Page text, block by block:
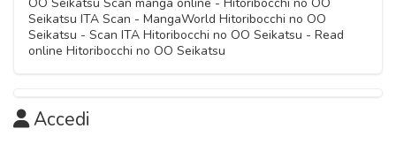
Capitolo 64
10 Novembre 2020
10 Novembre 2020
Capitolo 30
Capitolo 19
10 Novembre 2020
10 Novembre 2020
Capitolo 04
Seikatsu ITA Scan - MangaWorld Hitoribocchi no OO
Seikatsu - Scan ITA Hitoribocchi no OO Seikatsu - Read
online Hitoribocchi no OO Seikatsu
Accedi